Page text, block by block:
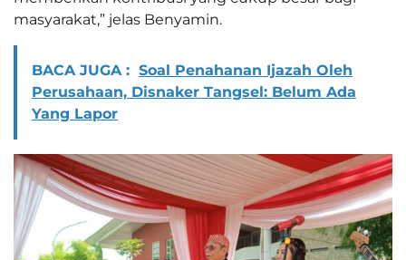
masyarakat,” jelas Benyamin.
BACA JUGA : Soal Penahanan Ijazah Oleh
Perusahaan, Disnaker Tangsel: Belum Ada
Yang Lapor